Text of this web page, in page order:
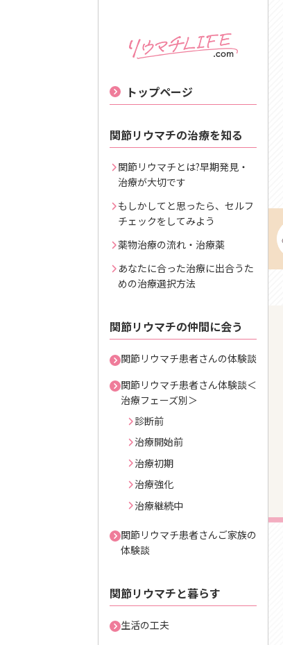
トップページ
関節リウマチの治療を知る
関節リウマチとは?早期発見・
治療が大切です
もしかしてと思ったら、セルフ
チェックをしてみよう
薬物治療の流れ・治療薬
あなたに合った治療に出合うた
めの治療選択方法
関節リウマチの仲間に会う
関節リウマチ患者さんの体験談
関節リウマチ患者さん体験談＜
治療フェーズ別＞
診断前
治療開始前
治療初期
治療強化
治療継続中
関節リウマチ患者さんご家族の
体験談
関節リウマチと暮らす
生活の工夫